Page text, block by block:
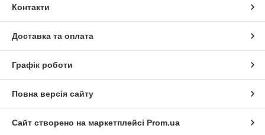
Контакти
Доставка та оплата
Графік роботи
Повна версія сайту
Сайт створено на маркетплейсі Prom.ua